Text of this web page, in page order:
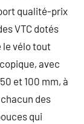
qualité-prix
VTC dotés
le vélo tout
avec
et 100 mm, à
des
qui